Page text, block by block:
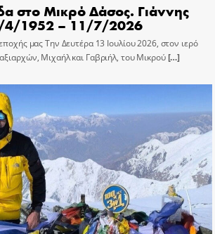
στο Μικρό Δάσος. Γιάννης
4/1952 – 11/7/2026
μας Την Δευτέρα 13 Ιουλίου 2026, στον ιερό
Μιχαήλ και Γαβριήλ, του Μικρού[…]